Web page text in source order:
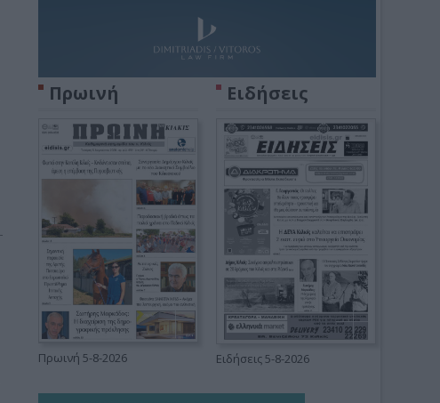
Πρωινή
Πρωινή 5-8-2026
Ειδήσεις
Ειδήσεις 5-8-2026